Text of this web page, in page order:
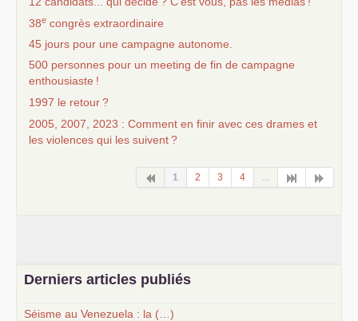
38e congrès extraordinaire
45 jours pour une campagne autonome.
500 personnes pour un meeting de fin de campagne
enthousiaste !
1997 le retour?
2005, 2007, 2023 : Comment en finir avec ces drames et
les violences qui les suivent?
1 2 3 4 ...
Derniers articles publiés
Séisme au Venezuela : la (…)